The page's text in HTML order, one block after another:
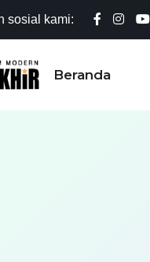
sosial kami:
Beranda